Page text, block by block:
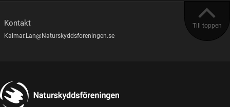
Till toppen
Kontakt
Kalmar.Lan@Naturskyddsforeningen.se